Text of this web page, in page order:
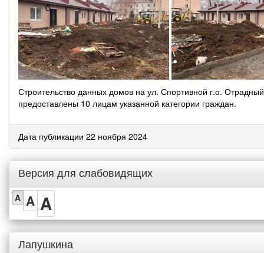
Строительство данных домов на ул. Спортивной г.о.
предоставлены 10 лицам указанной категории граждан.
Дата публикации 22 ноября 2024
Версия для слабовидящих
A A A
Лапушкина